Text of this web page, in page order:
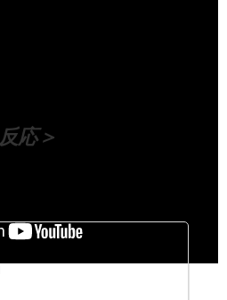
応＞
コーニャン